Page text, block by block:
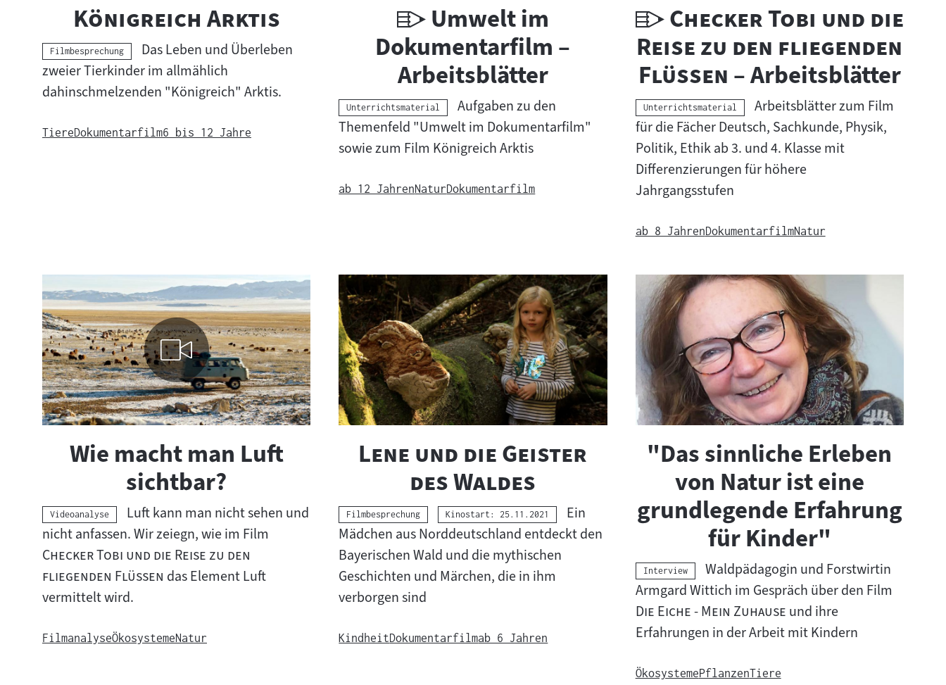
"
Königreich Arktis"
Kategorie:
Filmbesprechung
Das Leben und Überleben
zweier Tierkinder im allmählich
dahinschmelzenden "Königreich" Arktis.
TiereDokumentarfilm6 bis 12 Jahre
U
n
t
e
r
r
i
t
s
m
a
t
e
i
a
l
:
Umwelt im
Dokumentarfilm –
Arbeitsblätter
Kategorie:
Unterrichtsmaterial
Aufgaben zu den
Themenfeld "Umwelt im Dokumentarfilm"
sowie zum Film Königreich Arktis
ab 12 JahrenNaturDokumentarfilm
U
n
t
e
r
r
i
h
t
s
m
a
t
e
r
i
a
l
"
Checker Tobi und die
Reise zu den fliegenden
Flüssen "
– Arbeitsblätter
Kategorie:
Unterrichtsmaterial
Arbeitsblätter zum Film
für die Fächer Deutsch, Sachkunde, Physik,
Politik, Ethik ab 3. und 4. Klasse mit
Differenzierungen für höhere
Jahrgangsstufen
ab 8 JahrenDokumentarfilmNatur
Inhalte
abspielen
Wie macht man Luft
sichtbar?
Kategorie:
Videoanalyse
Luft kann man nicht sehen und
nicht anfassen. Wir zeiegn, wie im Film
Checker Tobi und die Reise zu den
fliegenden Flüssen "das Element Luft
vermittelt wird.
FilmanalyseÖkosystemeNatur
"
Lene und die Geister
des Waldes
Kategorie:
Filmbesprechung Kinostart: 25.11.2021
Ein
Mädchen aus Norddeutschland entdeckt den
Bayerischen Wald und die mythischen
Geschichten und Märchen, die in ihm
verborgen sind
KindheitDokumentarfilmab 6 Jahren
"Das sinnliche Erleben
von Natur ist eine
grundlegende Erfahrung
für Kinder"
Kategorie:
Interview
Waldpädagogin und Forstwirtin
Armgard Wittich im Gespräch über den Film
Die Eiche - Mein Zuhause"und ihre
Erfahrungen in der Arbeit mit Kindern
ÖkosystemePflanzenTiere